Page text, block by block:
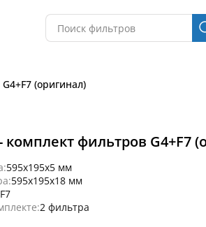
(оригинал)
комплект фильтров G4+F7
595x195x5 мм
595x195x18 мм
2 фильтра